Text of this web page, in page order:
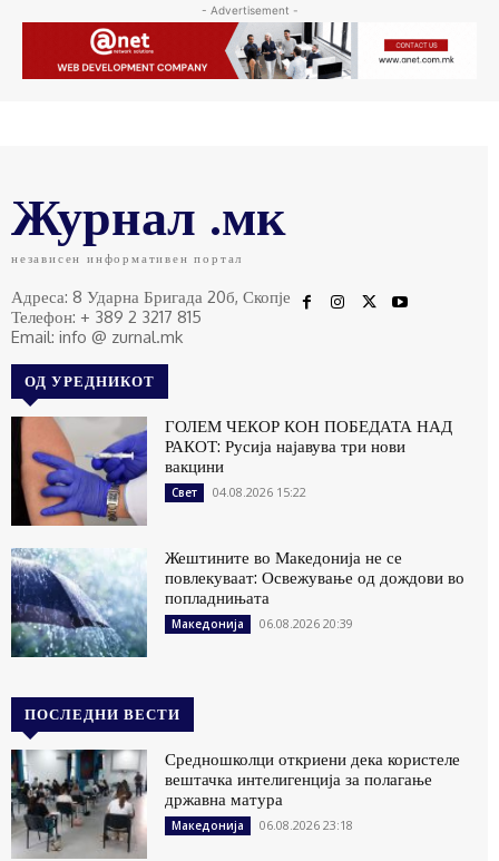
- Advertisement -
Журнал .мк
независен информативен портал
Адреса: 8 Ударна Бригада 20б, Скопје
Телефон: + 389 2 3217 815
Email: info @ zurnal.mk
ОД УРЕДНИКОТ
ГОЛЕМ ЧЕКОР КОН ПОБЕДАТА НАД
РАКОТ: Русија најавува три нови
вакцини
Свет 04.08.2026 15:22
Жештините во Македонија не се
повлекуваат: Освежување од дождови во
попладнињата
Македонија 06.08.2026 20:39
ПОСЛЕДНИ ВЕСТИ
Средношколци откриени дека користеле
вештачка интелигенција за полагање
државна матура
Македонија 06.08.2026 23:18